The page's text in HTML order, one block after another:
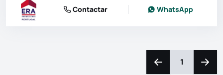
Contactar WhatsApp
Navegação para a
1